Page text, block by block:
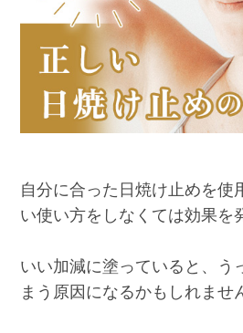
自分に合った日焼け止めを使
い使い方をしなくては効果を
いい加減に塗っていると、う
まう原因になるかもしれませ